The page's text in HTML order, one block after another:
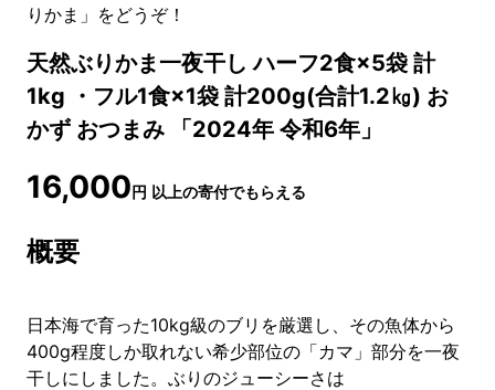
りかま」をどうぞ！
天然ぶりかま一夜干し ハーフ2食×5袋 計
1kg ・フル1食×1袋 計200g(合計1.2㎏) お
かず おつまみ 「2024年 令和6年」
16,000円 以上の寄付でもらえる
概要
日本海で育った10kg級のブリを厳選し、その魚体から
400g程度しか取れない希少部位の「カマ」部分を一夜
干しにしました。ぶりのジューシーさは